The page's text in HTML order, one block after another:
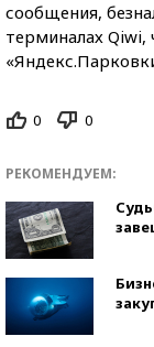
сообщения,
терминалах Qiwi,
0 0
РЕКОМЕНДУЕМ: